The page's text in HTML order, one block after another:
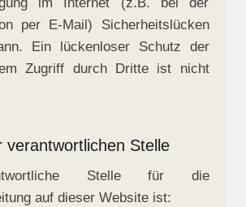
per E-Mail) Sicherheitslücken
Ein lückenloser Schutz der
Zugriff durch Dritte ist nicht
verantwortlichen Stelle
Stelle für die
auf dieser Website ist: